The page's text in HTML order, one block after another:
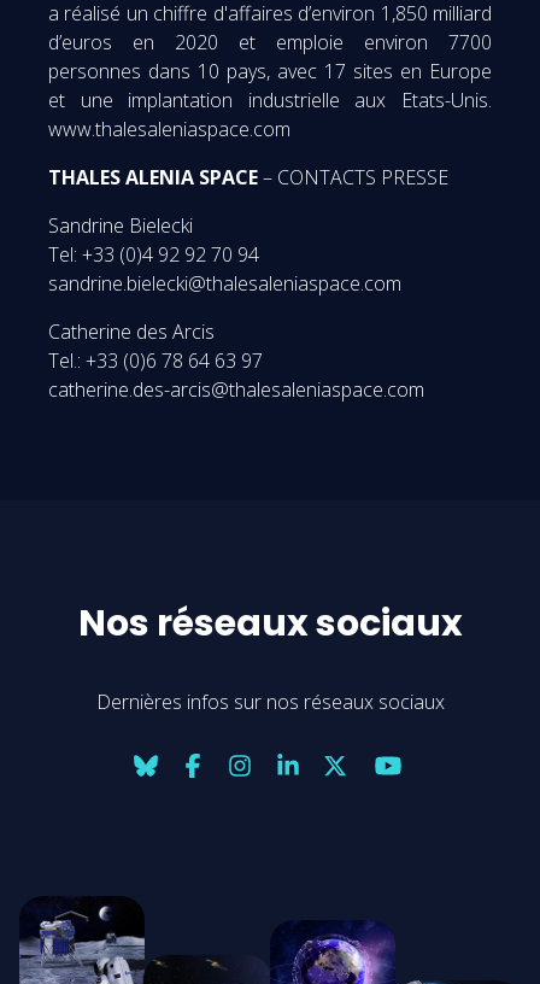
a réalisé un chiffre d'affaires d’environ 1,850 milliard
d’euros en 2020 et emploie environ 7700
personnes dans 10 pays, avec 17 sites en Europe
et une implantation industrielle aux Etats-Unis.
www.thalesaleniaspace.com
THALES ALENIA SPACE– CONTACTS PRESSE
Sandrine Bielecki
Tel: +33 (0)4 92 92 70 94
sandrine.bielecki@thalesaleniaspace.com
Catherine des Arcis
Tel.: +33 (0)6 78 64 63 97
catherine.des-arcis@thalesaleniaspace.com
Nos réseaux sociaux
Dernières infos sur nos réseaux sociaux